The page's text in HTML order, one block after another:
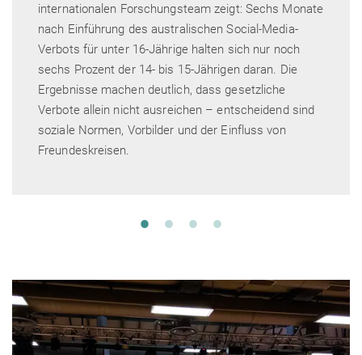
internationalen Forschungsteam zeigt: Sechs Monate
nach Einführung des australischen Social-Media-
Verbots für unter 16-Jährige halten sich nur noch
sechs Prozent der 14- bis 15-Jährigen daran. Die
Ergebnisse machen deutlich, dass gesetzliche
Verbote allein nicht ausreichen – entscheidend sind
soziale Normen, Vorbilder und der Einfluss von
Freundeskreisen.